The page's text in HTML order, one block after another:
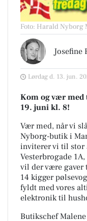
Foto: Harald Nyborg
Josefine
Lørdag d. 13. jun.
Kom og vær med
19. juni kl. 8!
Vær med, når vi
Nyborg-butik i
inviterer vi til stor
Vesterbrogade
vil der være gaver
14 kigger
fyldt med vores
elektronik til
Butikschef